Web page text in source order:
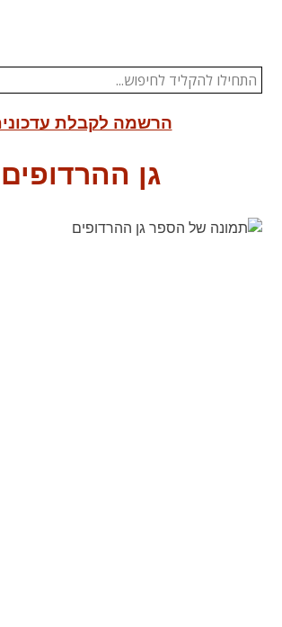
הרשמה לקבלת
גן ההרדופים